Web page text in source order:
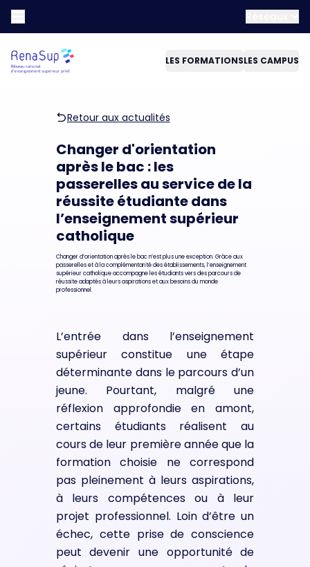
LES FORMATIONSLES CAMPUS
Retour aux actualités
Changer d'orientation
après le bac : les
passerelles au service de la
réussite étudiante dans
l’enseignement supérieur
catholique
Changer d’orientation après le bac n’est plus une exception. Grâce aux
passerelles et à la complémentarité des établissements, l’enseignement
supérieur catholique accompagne les étudiants vers des parcours de
réussite adaptés à leurs aspirations et aux besoins du monde
professionnel.
L’entrée dans l’enseignement
supérieur constitue une étape
déterminante dans le parcours d’un
jeune. Pourtant, malgré une
réflexion approfondie en amont,
certains étudiants réalisent au
cours de leur première année que la
formation choisie ne correspond
pas pleinement à leurs aspirations,
à leurs compétences ou à leur
projet professionnel. Loin d’être un
échec, cette prise de conscience
peut devenir une opportunité de